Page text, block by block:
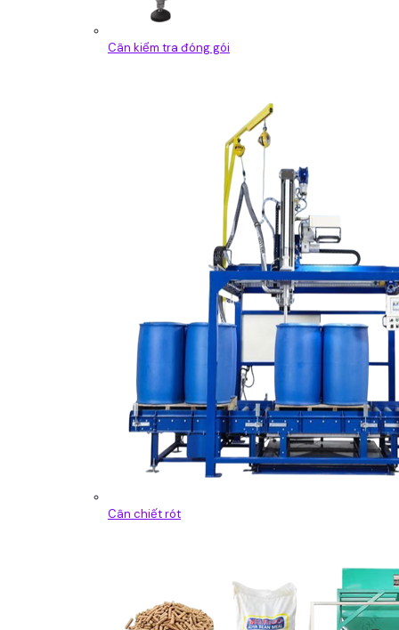
Cân kiểm tra đóng gói
Cân chiết rót